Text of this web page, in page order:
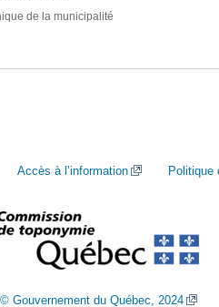
de la municipalité
Accès à l’information Politique
© Gouvernement du Québec, 2024